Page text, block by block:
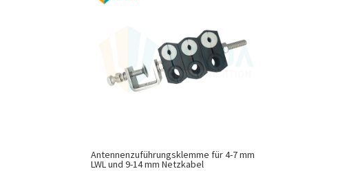
Antennenzuführungsklemme für 4-7 mm
LWL und 9-14 mm Netzkabel